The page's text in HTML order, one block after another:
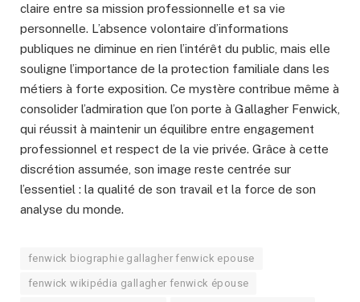
claire entre sa mission professionnelle et sa vie
personnelle. L’absence volontaire d’informations
publiques ne diminue en rien l’intérêt du public, mais elle
souligne l’importance de la protection familiale dans les
métiers à forte exposition. Ce mystère contribue même à
consolider l’admiration que l’on porte à Gallagher Fenwick,
qui réussit à maintenir un équilibre entre engagement
professionnel et respect de la vie privée. Grâce à cette
discrétion assumée, son image reste centrée sur
l’essentiel : la qualité de son travail et la force de son
analyse du monde.
fenwick biographie gallagher fenwick epouse
fenwick wikipédia gallagher fenwick épouse